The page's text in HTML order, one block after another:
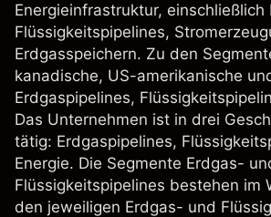
Energieinfrastruktur, einschließlich
Flüssigkeitspipelines,
Erdgasspeichern. Zu den
kanadische, US-amerikanische
Erdgaspipelines,
Das Unternehmen ist in drei
tätig: Erdgaspipelines,
Energie. Die Segmente Erdgas-
Flüssigkeitspipelines bestehen im
den jeweiligen Erdgas- und